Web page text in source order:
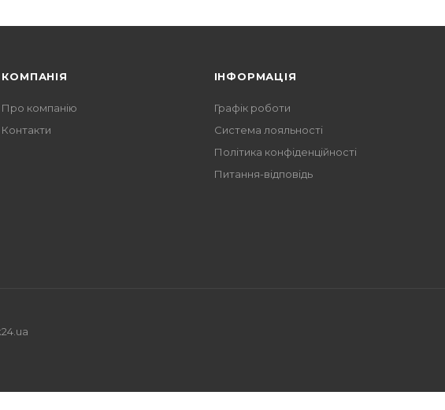
КОМПАНІЯ
Про компанію
Контакти
ІНФОРМАЦІЯ
Графік роботи
Система лояльності
Політика конфіденційності
Питання-відповідь